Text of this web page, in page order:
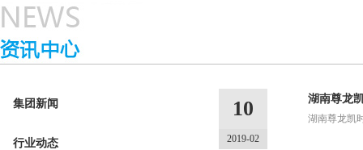
集团新闻
行业动态
10
2019-02
湖南尊龙
湖南尊龙凯